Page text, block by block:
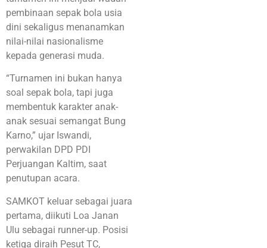
pembinaan sepak bola usia
dini sekaligus menanamkan
nilai-nilai nasionalisme
kepada generasi muda.
“Turnamen ini bukan hanya
soal sepak bola, tapi juga
membentuk karakter anak-
anak sesuai semangat Bung
Karno,” ujar Iswandi,
perwakilan DPD PDI
Perjuangan Kaltim, saat
penutupan acara.
SAMKOT keluar sebagai juara
pertama, diikuti Loa Janan
Ulu sebagai runner-up. Posisi
ketiga diraih Pesut TC,